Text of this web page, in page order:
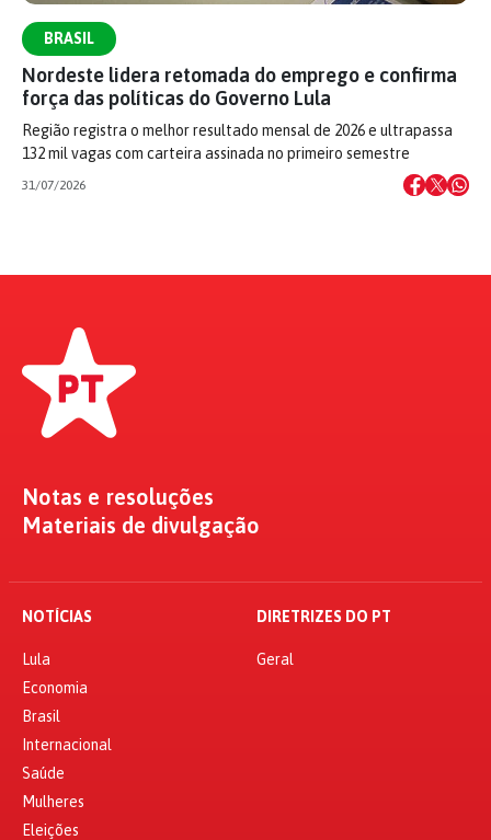
BRASIL
Nordeste lidera retomada do emprego e confirma
força das políticas do Governo Lula
Região registra o melhor resultado mensal de 2026 e ultrapassa
132 mil vagas com carteira assinada no primeiro semestre
31/07/2026
Notas e resoluções
Materiais de divulgação
NOTÍCIAS
Lula
Economia
Brasil
Internacional
Saúde
Mulheres
Eleições
DIRETRIZES DO PT
Geral